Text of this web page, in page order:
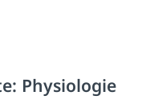
Physiologie